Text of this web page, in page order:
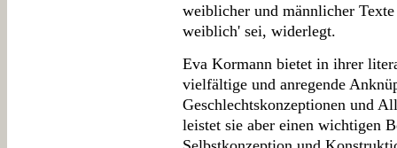
weiblicher und männlicher
weiblich' sei, widerlegt.
Eva Kormann bietet in ihrer
vielfältige und anregende
Geschlechtskonzeptionen und
leistet sie aber einen wichtigen